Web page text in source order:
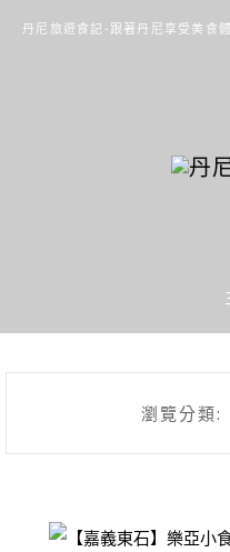
丹尼旅遊食記-跟著丹尼享受美食
瀏覽分類: